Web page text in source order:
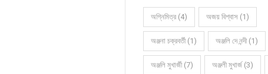
অগ্নিমিত্র (4) অজয় বিশ্বাস (1)
অঞ্জনা চক্রবর্তী (1) অঞ্জলি দে নন্দী (1)
অঞ্জলি মুখার্জী (7) অঞ্জলী মুখার্জ (3)